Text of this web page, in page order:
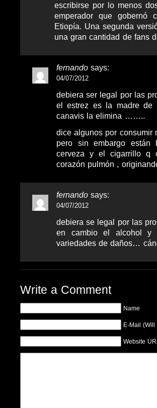
escribirse por lo menos
emperador que gobernó
Etiopía. Una segunda
una gran cantidad de fans
fernando says:
04/07/2012
debiera ser legal por las
el estrez es la madre de
canavis la elimina ……..
dice algunos por
pero sin embargo
cerveza y el cigarrillo q
corazón pulmón ,
fernando says:
04/07/2012
debiera se legal por las
en cambio el alcohol y
variedades de daños…
Write a Comment
Name
E-Mail
Website